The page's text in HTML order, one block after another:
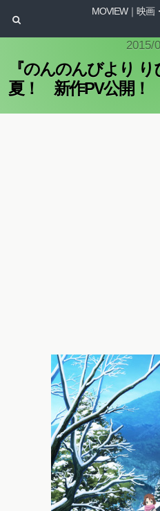
MOVIEW｜映画
2015/
『のんのんびより
夏！ 新作PV公開！